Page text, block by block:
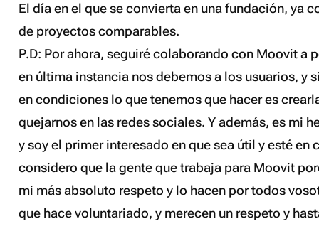
El día en el que se convierta en una fundación, ya
de proyectos comparables.
P.D: Por ahora, seguiré colaborando con Moovit a
en última instancia nos debemos a los usuarios, y
en condiciones lo que tenemos que hacer es
quejarnos en las redes sociales. Y además, es mi
y soy el primer interesado en que sea útil y esté en
considero que la gente que trabaja para Moovit
mi más absoluto respeto y lo hacen por todos
que hace voluntariado, y merecen un respeto y